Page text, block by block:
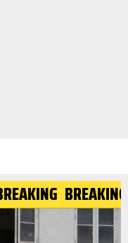
BREAKING